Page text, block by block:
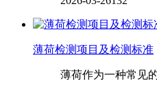
薄荷检测项目及检测标准
薄荷作为一种常见